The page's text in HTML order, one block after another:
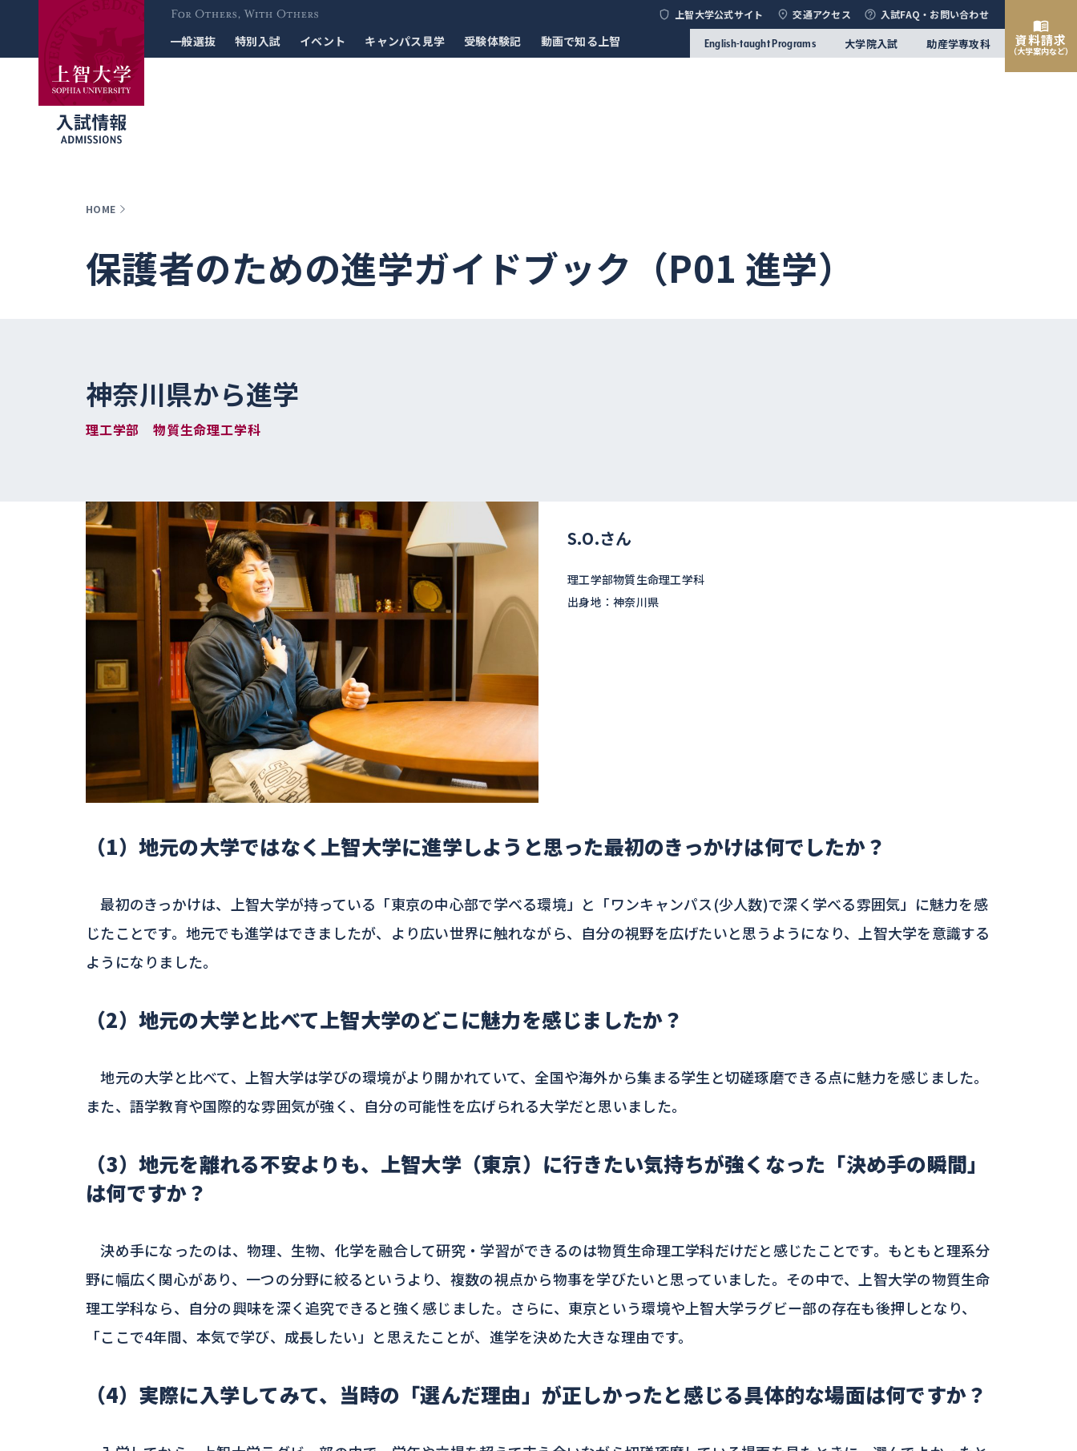
For Others, With
Others
上智大学公式サイト 交通アクセス 入試FAQ・お問い合わせ
一般選抜 特別入試 イベント キャンパス見学 受験体験記 動画で知る上智 English-taught Programs 大学院入試 助産学専攻科 資料請求
（大学案内など）
HOME
保護者のための進学ガイドブック（P01 進学）
神奈川県から進学
理工学部 物質生命理工学科
S.O.さん
理工学部物質生命理工学科
出身地：神奈川県
（1）地元の大学ではなく上智大学に進学しようと思った最初のきっかけは何でしたか？
最初のきっかけは、上智大学が持っている「東京の中心部で学べる環境」と「ワンキャンパス(少人数)で深く学べる雰囲気」に魅力を感
じたことです。地元でも進学はできましたが、より広い世界に触れながら、自分の視野を広げたいと思うようになり、上智大学を意識する
ようになりました。
（2）地元の大学と比べて上智大学のどこに魅力を感じましたか？
地元の大学と比べて、上智大学は学びの環境がより開かれていて、全国や海外から集まる学生と切磋琢磨できる点に魅力を感じました。
また、語学教育や国際的な雰囲気が強く、自分の可能性を広げられる大学だと思いました。
（3）地元を離れる不安よりも、上智大学（東京）に行きたい気持ちが強くなった「決め手の瞬間」
は何ですか？
決め手になったのは、物理、生物、化学を融合して研究・学習ができるのは物質生命理工学科だけだと感じたことです。もともと理系分
野に幅広く関心があり、一つの分野に絞るというより、複数の視点から物事を学びたいと思っていました。その中で、上智大学の物質生命
理工学科なら、自分の興味を深く追究できると強く感じました。さらに、東京という環境や上智大学ラグビー部の存在も後押しとなり、
「ここで4年間、本気で学び、成長したい」と思えたことが、進学を決めた大きな理由です。
（4）実際に入学してみて、当時の「選んだ理由」が正しかったと感じる具体的な場面は何ですか？